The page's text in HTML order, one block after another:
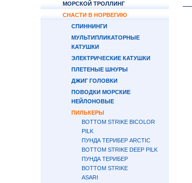
МОРСКОЙ ТРОЛЛИНГ
СНАСТИ В НОРВЕГИЮ
СПИННИНГИ
МУЛЬТИПЛИКАТОРНЫЕ
КАТУШКИ
ЭЛЕКТРИЧЕСКИЕ КАТУШКИ
ПЛЕТЕНЫЕ ШНУРЫ
ДЖИГ ГОЛОВКИ
ПОВОДКИ МОРСКИЕ
НЕЙЛОНОВЫЕ
ПИЛЬКЕРЫ
BOTTOM STRIKE BICOLOR
PILK
ПУНДА ТЕРИБЕР ARCTIC
BOTTOM STRIKE DEEP PILK
ПУНДА ТЕРИБЕР
BOTTOM STRIKE
ASARI